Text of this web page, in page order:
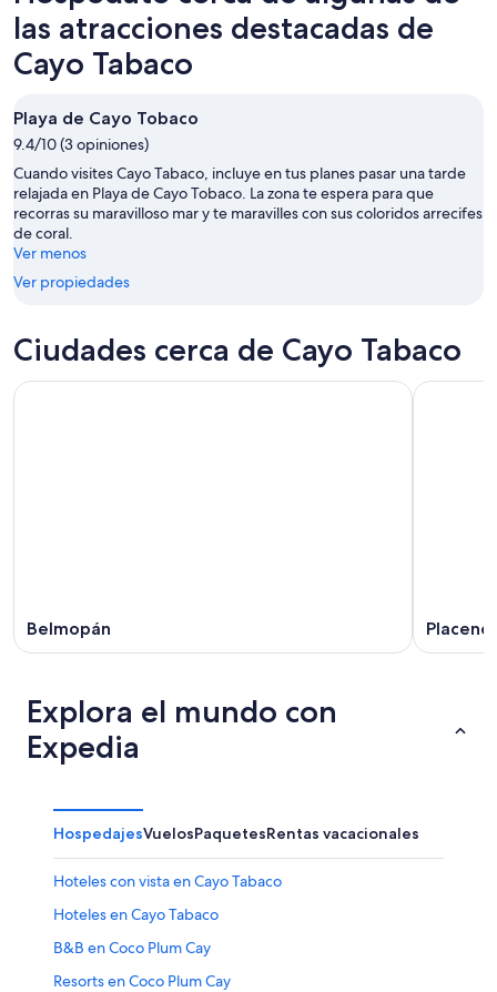
ago
noche,
7
ago
-
8
ago
fin
de
semana,
7
ago
-
9
ago
Tabaco
para
el
próximo
fin
de
semana,
14
ago
-
16
ago
las atracciones destacadas de
Cayo Tabaco
Playa de Cayo Tobaco
9.4/10 (3 opiniones)
Cuando visites Cayo Tabaco, incluye en tus planes pasar una tarde
relajada en Playa de Cayo Tobaco. La zona te espera para que
recorras su maravilloso mar y te maravilles con sus coloridos arrecifes
de coral.
Ver menos
Ver propiedades
Ciudades cerca de Cayo Tabaco
Belmopán
Explora el mundo con
Expedia
HospedajesVuelosPaquetesRentas vacacionales
Hoteles con vista en Cayo Tabaco
Hoteles en Cayo Tabaco
B&B en Coco Plum Cay
Resorts en Coco Plum Cay